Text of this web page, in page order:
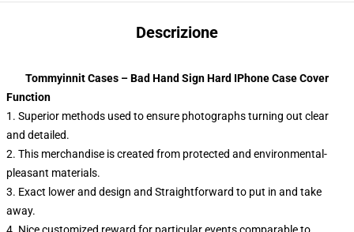
Descrizione
Tommyinnit Cases – Bad Hand Sign Hard IPhone Case Cover
Function
1. Superior methods used to ensure photographs turning out clear
and detailed.
2. This merchandise is created from protected and environmental-
pleasant materials.
3. Exact lower and design and Straightforward to put in and take
away.